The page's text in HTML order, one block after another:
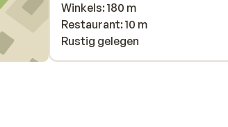
Winkels: 180 m
Restaurant: 10 m
Rustig gelegen